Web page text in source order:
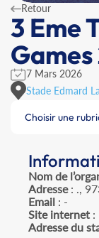
Retour
3 Eme
7 Mars 2026
Stade Edmard
Choisir une
Nom de
Adresse: .,
Email: -
Site internet:
Adresse du